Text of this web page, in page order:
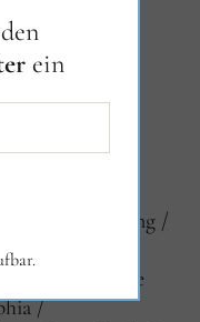
Herz und Heilung
Selbstliebe
ein